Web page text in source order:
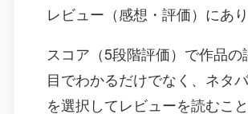
レビュー（感想・評価）にあり
スコア（5段階評価）で作品の
目でわかるだけでなく、ネタ
を選択してレビューを読むこ